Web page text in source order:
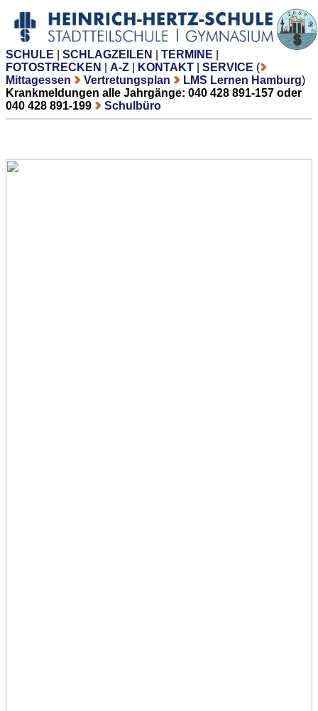
SCHULE SCHLAGZEILEN TERMINE
FOTOSTRECKEN
A-Z KONTAKT SERVICE (
Mittagessen
Vertretungsplan LMS Lernen Hamburg)
Krankmeldungen alle Jahrgänge: 040 428 891-157 oder
040 428 891-199
Schulbüro